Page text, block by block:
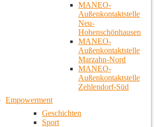
MANEO-
Außenkontaktstelle
Neu-
Hohenschönhausen
MANEO-
Außenkontaktstelle
Marzahn-Nord
MANEO-
Außenkontaktstelle
Zehlendorf-Süd
Empowerment
Geschichten
Sport